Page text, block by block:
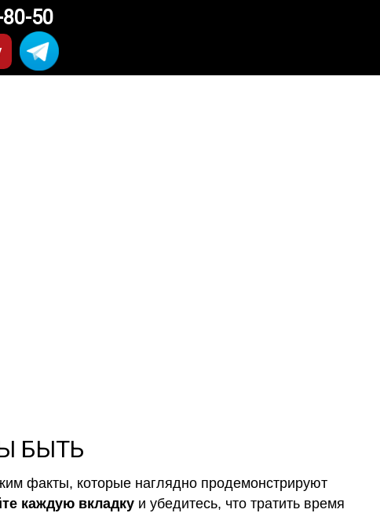
50
БЫТЬ
факты, которые наглядно продемонстрируют
каждую вкладку и убедитесь, что тратить время